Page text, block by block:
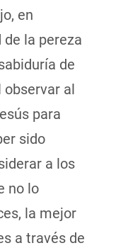
en
la pereza
de
observar al
para
sido
a los
no lo
la mejor
a través de